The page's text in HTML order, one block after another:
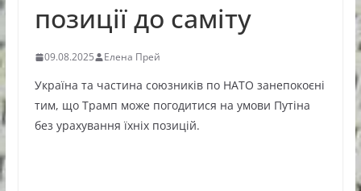
позиції до саміту
09.08.2025 Елена Прей
Україна та частина союзників по НАТО занепокоєні
тим, що Трамп може погодитися на умови Путіна
без урахування їхніх позицій.